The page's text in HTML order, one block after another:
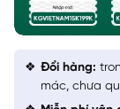
Đổi hàng:
mác, chưa